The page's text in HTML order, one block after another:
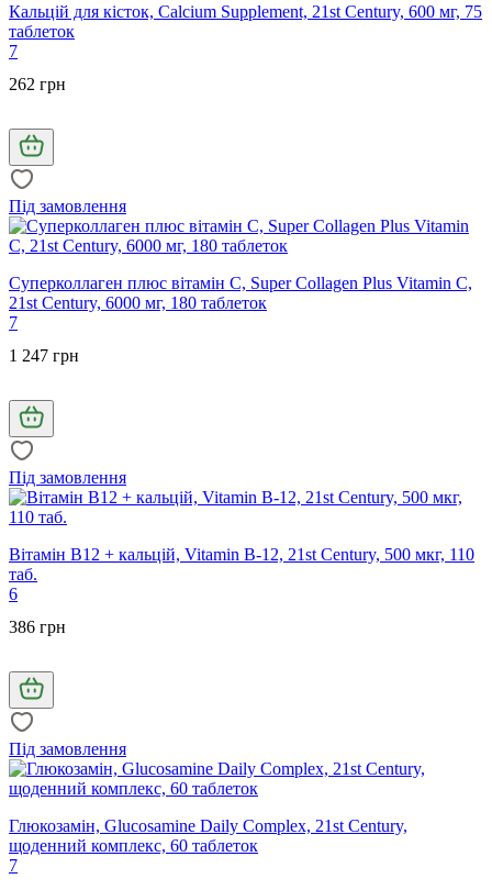
Кальцій для кісток, Calcium Supplement, 21st Century, 600 мг, 75
таблеток
7
262 грн
Під замовлення
Суперколлаген плюс вітамін C, Super Collagen Plus Vitamin C,
21st Century, 6000 мг, 180 таблеток
7
1 247 грн
Під замовлення
Вітамін В12 + кальцій, Vitamin B-12, 21st Century, 500 мкг, 110
таб.
6
386 грн
Під замовлення
Глюкозамін, Glucosamine Daily Complex, 21st Century,
щоденний комплекс, 60 таблеток
7